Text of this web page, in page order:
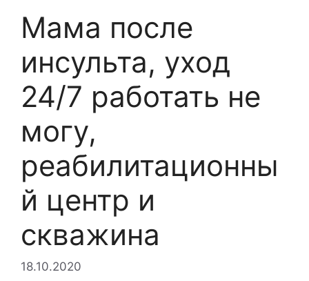
Мама после
инсульта, уход
24/7 работать не
могу,
реабилитационны
й центр и
скважина
18.10.2020